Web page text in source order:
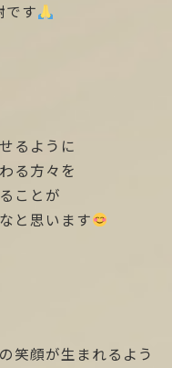
です
るように
る方々を
ことが
と思います
笑顔が生まれるよう